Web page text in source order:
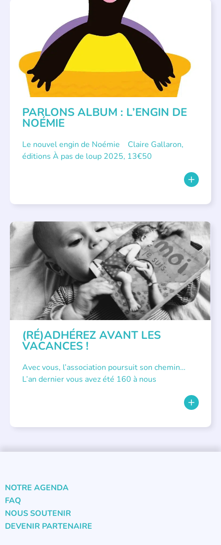
PARLONS ALBUM : L’ENGIN DE
NOÉMIE
Le nouvel engin de Noémie Claire Gallaron,
éditions À pas de loup 2025, 13€50
APPEL À SOUTIEN
(RÉ)ADHÉREZ AVANT LES
VACANCES !
Avec vous, l’association poursuit son chemin…
L’an dernier vous avez été 160 à nous
NOTRE AGENDA
FAQ
NOUS SOUTENIR
DEVENIR PARTENAIRE